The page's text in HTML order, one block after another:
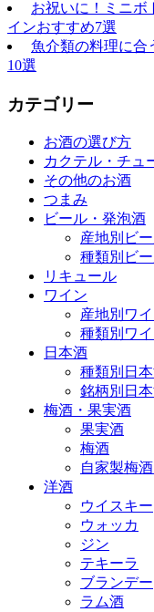
お祝いに！ミニボ
インおすすめ7選
魚介類の料理に合
10選
カテゴリー
お酒の選び方
カクテル・チュ
その他のお酒
つまみ
ビール・発泡酒
産地別ビ
種類別ビ
リキュール
ワイン
産地別ワ
種類別ワ
日本酒
種類別日
銘柄別日
梅酒・果実酒
果実酒
梅酒
自家製梅
洋酒
ウイスキー
ウォッカ
ジン
テキーラ
ブランデー
ラム酒